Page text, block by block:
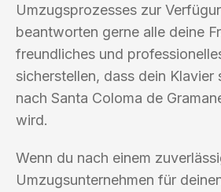
Umzugsprozesses zur
beantworten gerne alle deine
freundliches und
sicherstellen, dass dein Klavier
nach Santa Coloma de
wird.
Wenn du nach einem
Umzugsunternehmen für